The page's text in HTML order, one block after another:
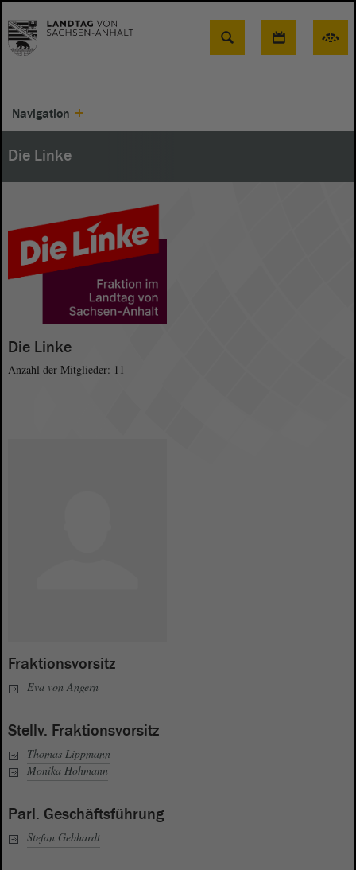
Suche
Navigation
Die Linke
Die Linke
Anzahl der Mitglieder: 11
Fraktionsvorsitz
Eva von Angern
Stellv. Fraktionsvorsitz
Thomas Lippmann
Monika Hohmann
Parl. Geschäftsführung
Stefan Gebhardt